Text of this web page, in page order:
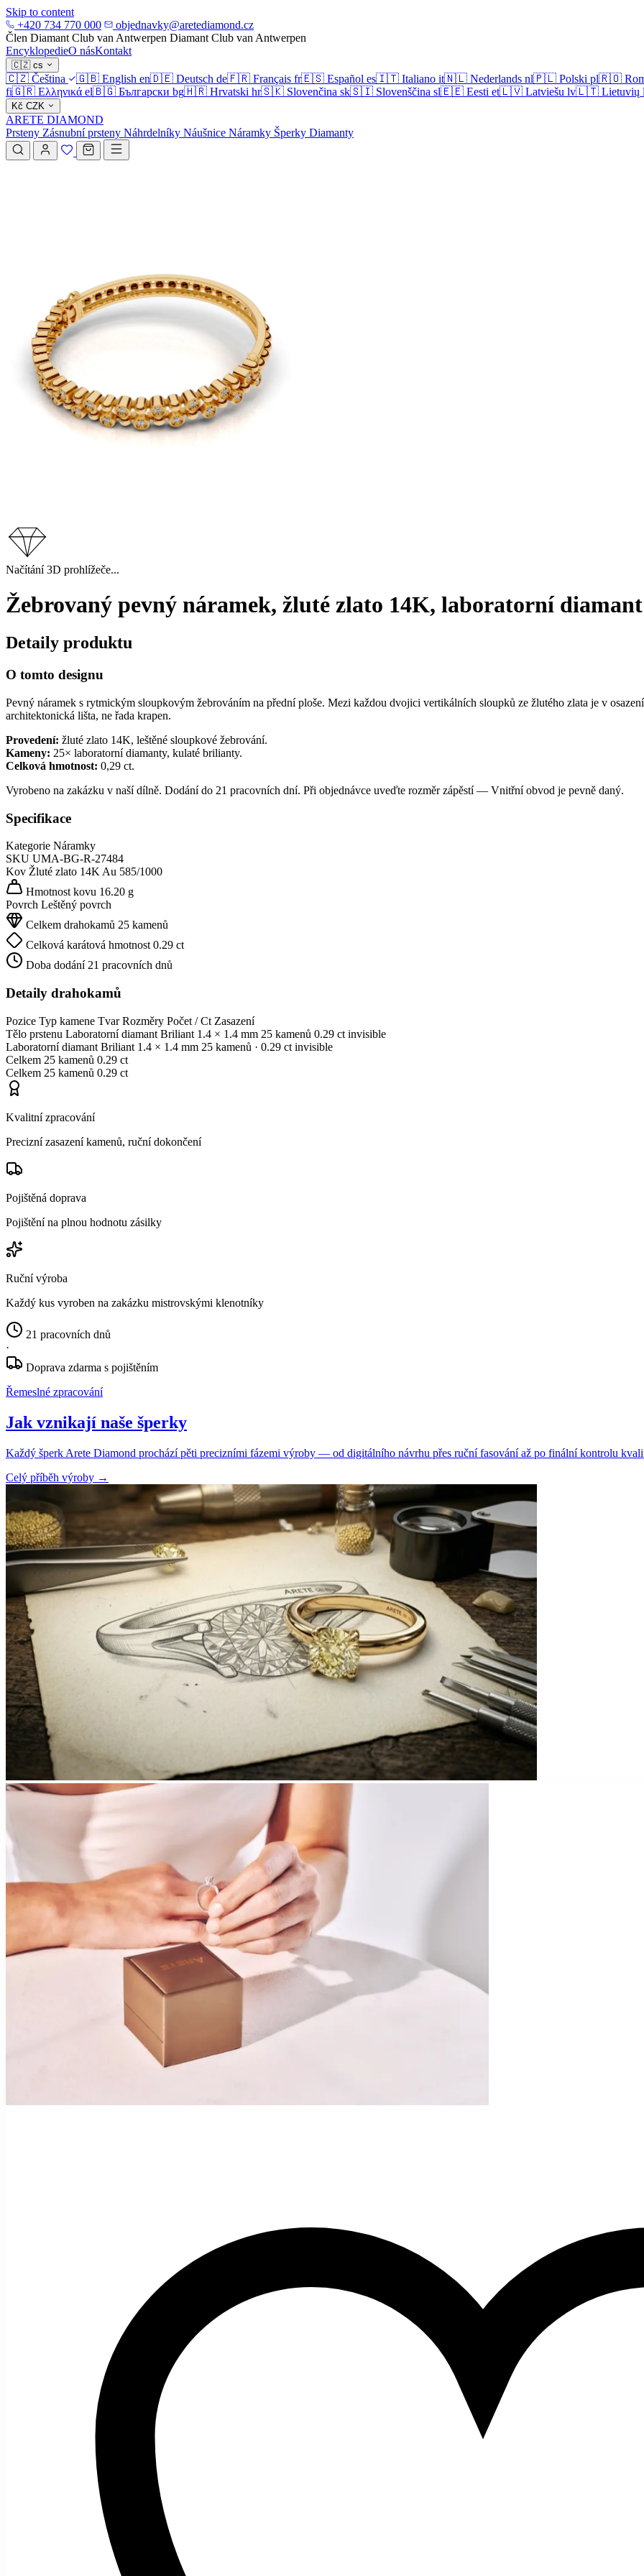
Skip to content
+420 734 770 000
objednavky@aretediamond.cz
Člen Diamant Club van Antwerpen Diamant Club van Antwerpen
EncyklopedieO násKontakt
🇨🇿 cs
🇨🇿 Čeština 🇬🇧 English en🇩🇪 Deutsch de🇫🇷 Français fr🇪🇸 Español es🇮🇹 Italiano it🇳🇱 Nederlands nl🇵🇱 Polski pl🇷🇴
fi🇬🇷 Ελληνικά el🇧🇬 Български bg🇭🇷 Hrvatski hr🇸🇰 Slovenčina sk🇸🇮 Slovenščina sl🇪🇪 Eesti et🇱🇻 Latviešu lv🇱🇹 Lietuvių
Kč CZK
ARETE DIAMOND
Prsteny Zásnubní prsteny Náhrdelníky Náušnice Náramky Šperky Diamanty
Načítání 3D prohlížeče...
Žebrovaný pevný náramek, žluté zlato 14K, laboratorní diamant
Detaily produktu
O tomto designu
Pevný náramek s rytmickým sloupkovým žebrováním na přední ploše. Mezi každou dvojici vertikálních sloupků ze žlutého zlata je v
architektonická lišta, ne řada krapen.
Provedení: žluté zlato 14K, leštěné sloupkové žebrování.
Kameny: 25× laboratorní diamanty, kulaté brilianty.
Celková hmotnost: 0,29 ct.
Vyrobeno na zakázku v naší dílně. Dodání do 21 pracovních dní. Při objednávce uveďte rozměr zápěstí — Vnitřní obvod je pevně daný.
Specifikace
Kategorie Náramky
SKU UMA-BG-R-27484
Kov Žluté zlato 14KAu 585/1000
Hmotnost kovu 16.20 g
Povrch Leštěný povrch
Celkem drahokamů 25 kamenů
Celková karátová hmotnost 0.29 ct
Doba dodání 21 pracovních dnů
Detaily drahokamů
Pozice Typ kamene Tvar Rozměry Počet / Ct Zasazení
Tělo prstenu Laboratorní diamant Briliant 1.4 × 1.4 mm 25 kamenů 0.29 ct invisible
Laboratorní diamant Briliant 1.4 × 1.4 mm 25 kamenů · 0.29 ct invisible
Celkem 25 kamenů 0.29 ct
Celkem 25 kamenů 0.29 ct
Kvalitní zpracování
Precizní zasazení kamenů, ruční dokončení
Pojištěná doprava
Pojištění na plnou hodnotu zásilky
Ruční výroba
Každý kus vyroben na zakázku mistrovskými klenotníky
21 pracovních dnů
·
Doprava zdarma s pojištěním
Řemeslné zpracování
Jak vznikají naše šperky
Každý šperk Arete Diamond prochází pěti precizními fázemi výroby — od digitálního návrhu přes ruční fasování až po finální kontrolu
Celý příběh výroby →